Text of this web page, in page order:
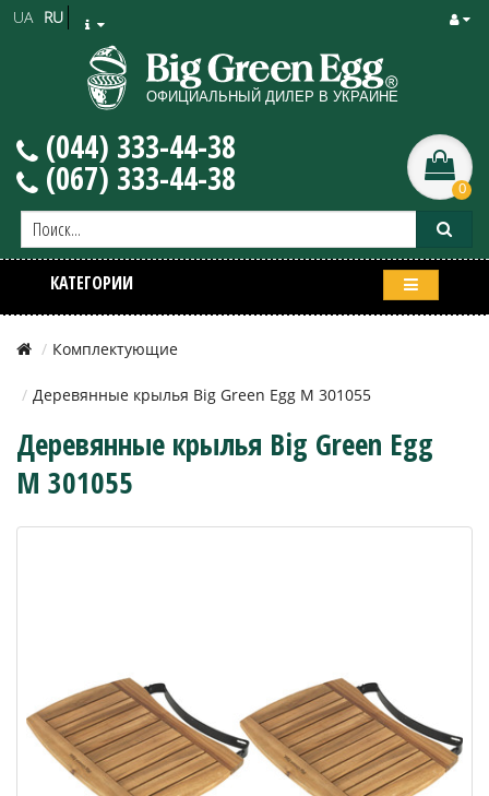
RU
UA
(044) 333-44-38
(067) 333-44-38 0
КАТЕГОРИИ
Комплектующие
Деревянные крылья Big Green Egg M 301055
Деревянные крылья Big Green Egg
M 301055